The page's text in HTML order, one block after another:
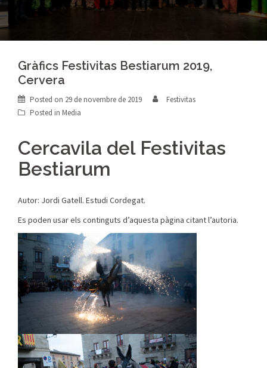
Gràfics Festivitas Bestiarum 2019,
Cervera
Posted on 29 de novembre de 2019
Festivitas
Posted in Media
Cercavila del Festivitas
Bestiarum
Autor: Jordi Gatell. Estudi Cordegat.
Es poden usar els continguts d’aquesta pàgina citant l’autoria.